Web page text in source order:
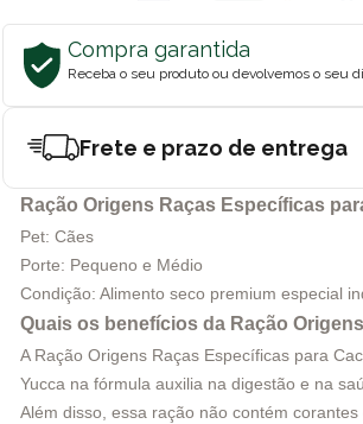
Compra garantida
Receba o seu produto ou devolvemos o seu
Frete e prazo de entrega
Ração Origens Raças Específicas
Pet: Cães
Porte: Pequeno e Médio
Condição: Alimento seco premium especial
Quais os benefícios da Ração
A Ração Origens Raças Específicas para
Yucca na fórmula auxilia na digestão e na
Além disso, essa ração não contém